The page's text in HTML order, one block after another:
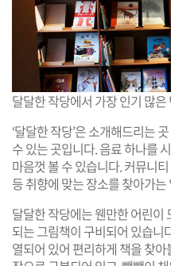
달달한 작당에서 가장 인기 많
‘달달한 작당’은 소개해드리는
수 있는 곳입니다. 음료 하나를
마음껏 볼 수 있습니다. 커뮤니
등 취향에 맞는 장소를 찾아가
달달한 작당에는 웬만한 어린이
되는 그림책이 구비되어 있습니
열되어 있어 편리하게 책을 찾